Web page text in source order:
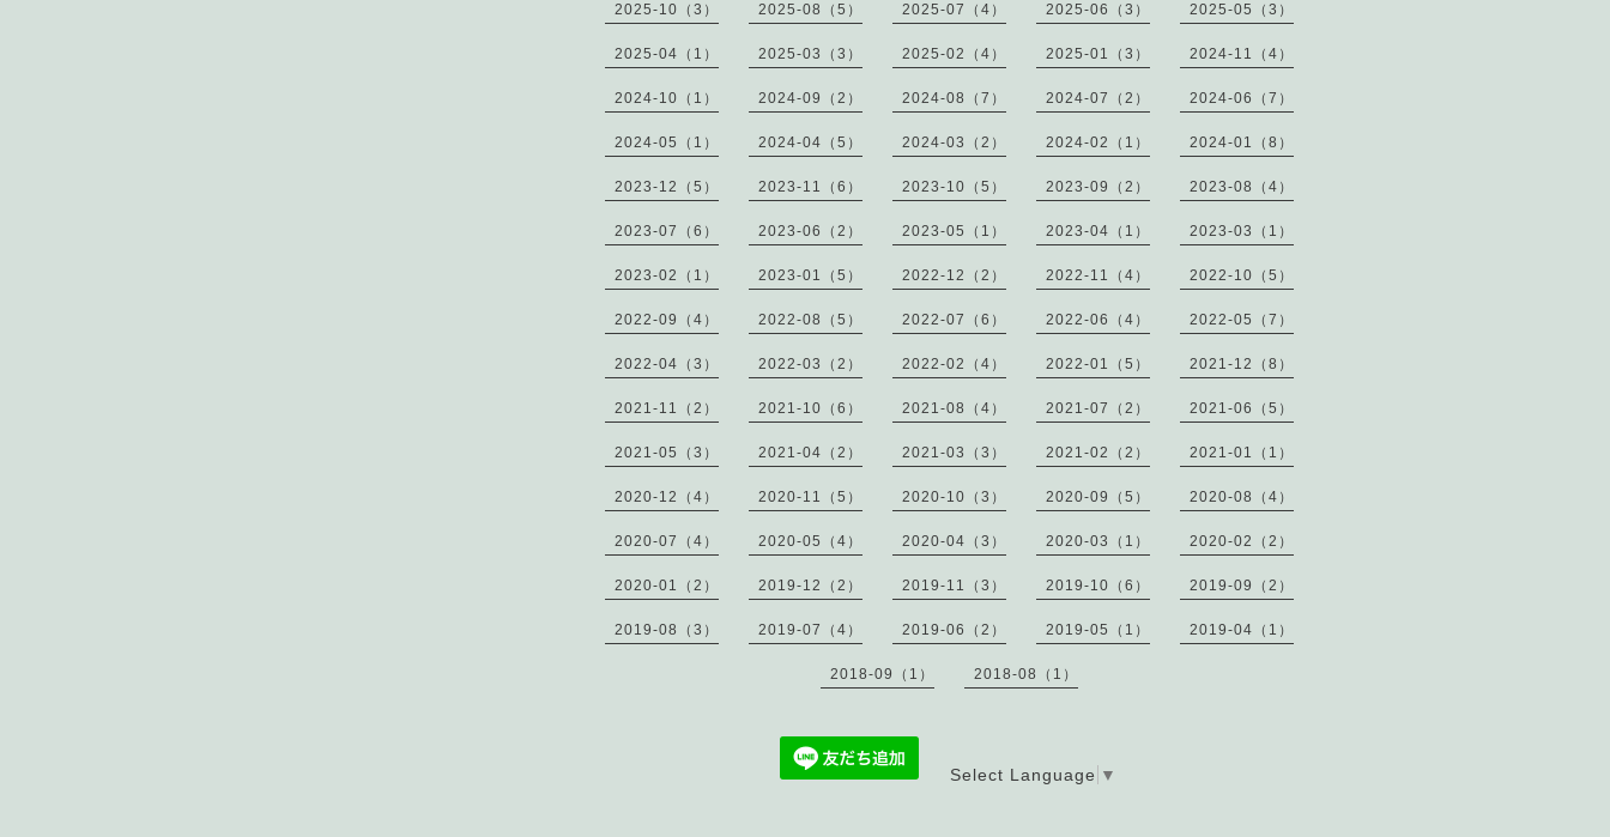
2025-10（3） 2025-08（5） 2025-07（4） 2025-06（3） 2025-05（3）
2025-04（1） 2025-03（3） 2025-02（4） 2025-01（3） 2024-11（4）
2024-10（1） 2024-09（2） 2024-08（7） 2024-07（2） 2024-06（7）
2024-05（1） 2024-04（5） 2024-03（2） 2024-02（1） 2024-01（8）
2023-12（5） 2023-11（6） 2023-10（5） 2023-09（2） 2023-08（4）
2023-07（6） 2023-06（2） 2023-05（1） 2023-04（1） 2023-03（1）
2023-02（1） 2023-01（5） 2022-12（2） 2022-11（4） 2022-10（5）
2022-09（4） 2022-08（5） 2022-07（6） 2022-06（4） 2022-05（7）
2022-04（3） 2022-03（2） 2022-02（4） 2022-01（5） 2021-12（8）
2021-11（2） 2021-10（6） 2021-08（4） 2021-07（2） 2021-06（5）
2021-05（3） 2021-04（2） 2021-03（3） 2021-02（2） 2021-01（1）
2020-12（4） 2020-11（5） 2020-10（3） 2020-09（5） 2020-08（4）
2020-07（4） 2020-05（4） 2020-04（3） 2020-03（1） 2020-02（2）
2020-01（2） 2019-12（2） 2019-11（3） 2019-10（6） 2019-09（2）
2019-08（3） 2019-07（4） 2019-06（2） 2019-05（1） 2019-04（1）
2018-09（1） 2018-08（1）
Select Language ▼